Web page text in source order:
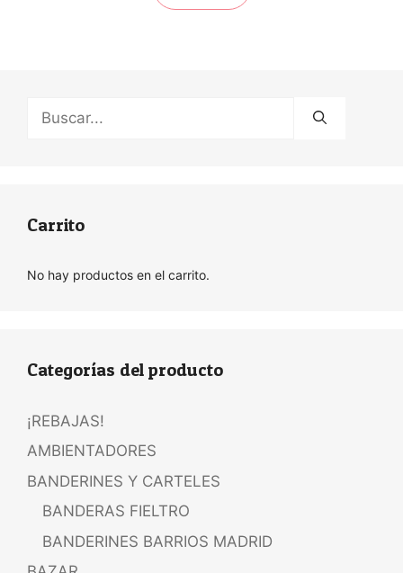
Carrito
No hay productos en el carrito.
Categorías del producto
¡REBAJAS!
AMBIENTADORES
BANDERINES Y CARTELES
BANDERAS FIELTRO
BANDERINES BARRIOS MADRID